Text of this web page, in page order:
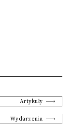
Artykuły
Wydarzenia